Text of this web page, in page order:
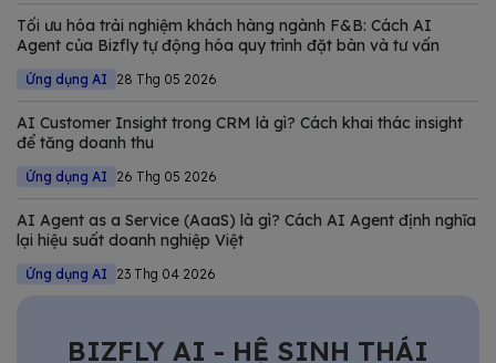
đầy biến động.
Tối ưu hóa trải nghiệm khách hàng ngành F&B: Cách AI
Agent của Bizfly tự động hóa quy trình đặt bàn và tư vấn
Ứng dụng AI 28 Thg 05 2026
AI Customer Insight trong CRM là gì? Cách khai thác insight
để tăng doanh thu
Ứng dụng AI 26 Thg 05 2026
AI Agent as a Service (AaaS) là gì? Cách AI Agent định nghĩa
lại hiệu suất doanh nghiệp Việt
Ứng dụng AI 23 Thg 04 2026
BIZFLY AI - HỆ SINH THÁI